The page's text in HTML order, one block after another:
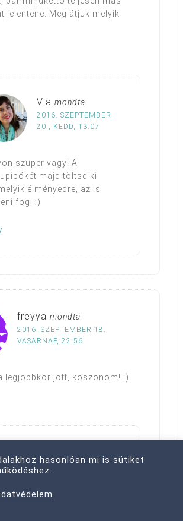
jelentene. Meglátjuk melyik
Via mondta
2016. SZEPTEMBER
20., KEDD, 13:07
szuper vagy! A
majd töltsd ki
élményedre, az is
fog! :)
freyya mondta
2016. SZEPTEMBER 18.,
VASÁRNAP, 22:56
legjobbkor jött, köszönöm! :)
hasonlóan mi is sütiket